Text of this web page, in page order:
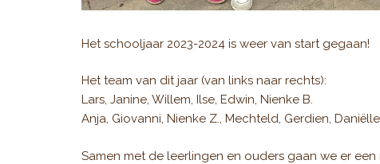
Het schooljaar 2023-2024 is weer van start gegaan!
Het team van dit jaar (van links naar rechts):
Lars, Janine, Willem, Ilse, Edwin, Nienke B.
Anja, Giovanni, Nienke Z., Mechteld, Gerdien, Daniëlle
Samen met de leerlingen en ouders gaan we er een